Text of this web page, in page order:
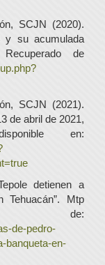
SCJN (2020).
y su acumulada
de
SCJN (2021).
de abril de 2021,
en:
detienen a
Mtp
de:
de-pedro-
banqueta-en-